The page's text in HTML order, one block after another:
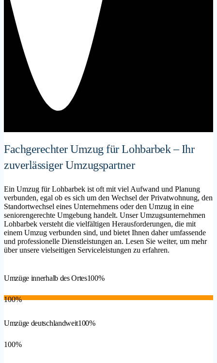
Fachgerechter Umzug für Lohbarbek – Ihr
zuverlässiger Umzugspartner
Ein Umzug für Lohbarbek ist oft mit viel Aufwand und Planung
verbunden, egal ob es sich um den Wechsel der Privatwohnung, den
Standortwechsel eines Unternehmens oder den Umzug in eine
seniorengerechte Umgebung handelt. Unser Umzugsunternehmen
Lohbarbek versteht die vielfältigen Herausforderungen, die mit
einem Umzug verbunden sind, und bietet Ihnen daher umfassende
und professionelle Dienstleistungen an. Lesen Sie weiter, um mehr
über unsere vielseitigen Serviceleistungen zu erfahren.
Umzüge innerhalb des Ortes100%
100%
Umzüge deutschlandweit100%
100%